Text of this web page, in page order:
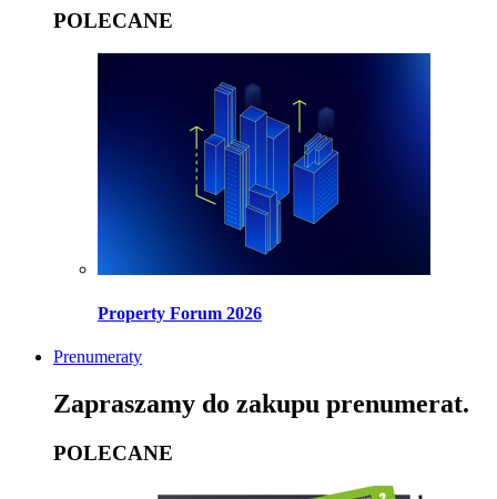
POLECANE
Property Forum 2026
Prenumeraty
Zapraszamy do zakupu prenumerat.
POLECANE